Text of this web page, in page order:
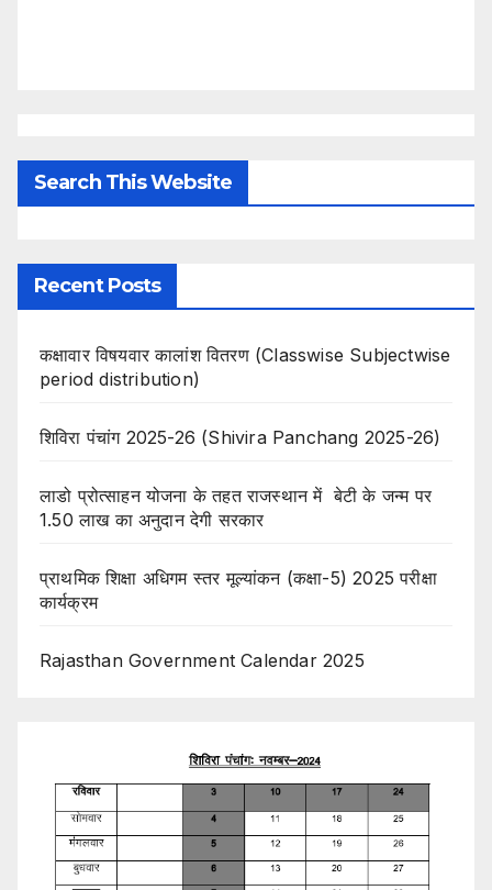
Search This Website
Recent Posts
कक्षावार विषयवार कालांश वितरण (Classwise Subjectwise
period distribution)
शिविरा पंचांग 2025-26 (Shivira Panchang 2025-26)
लाडो प्रोत्साहन योजना के तहत राजस्थान में बेटी के जन्म पर
1.50 लाख का अनुदान देगी सरकार
प्राथमिक शिक्षा अधिगम स्तर मूल्यांकन (कक्षा-5) 2025 परीक्षा
कार्यक्रम
Rajasthan Government Calendar 2025